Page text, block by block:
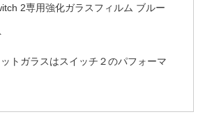
2専用強化ガラスフィルム ブルー
トガラスはスイッチ２のパフォーマ